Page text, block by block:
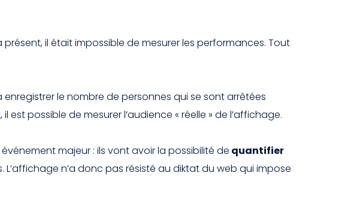
il était impossible de mesurer les performances. Tout
le nombre de personnes qui se sont arrêtées
possible de mesurer l’audience « réelle » de l’affichage.
événement majeur : ils vont avoir la possibilité de quantifier
n’a donc pas résisté au diktat du web qui impose